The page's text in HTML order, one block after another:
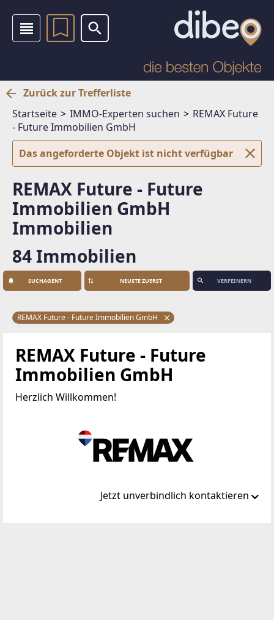
Zurück zur Trefferliste
Startseite
IMMO-Experten suchen
REMAX Future
- Future Immobilien GmbH
Das angeforderte Objekt ist nicht verfügbar
REMAX Future - Future
Immobilien GmbH
Immobilien
84 Immobilien
SUCHAGENT VERFEINERN
REMAX Future - Future Immobilien GmbH
REMAX Future - Future
Immobilien GmbH
Herzlich Willkommen!
Jetzt unverbindlich kontaktieren